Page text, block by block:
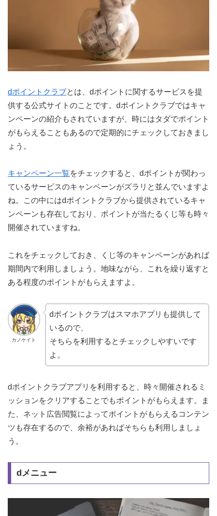
dポイントクラブとは、dポイントに関するサービスを提
供する公式サイトのことです。dポイントクラブではキャ
ンペーンの紹介もされていますが、時にはタダでポイント
がもらえることもあるので定期的にチェックしておきまし
ょう。
キャンペーン一覧をチェックすると、dポイントが関わっ
ているサービスのキャンペーンがズラリと並んでいますよ
ね。この中にはdポイントクラブから提供されているキャ
ンペーンも存在しており、ポイントが当たるくじ等も時々
開催されていますね。
これをチェックしておき、くじ等のキャンペーンがあれば
期間内で利用しましょう。地味ながら、これを繰り返すと
ある程度のポイントがもらえますよ。
カノケイト
dポイントクラブはスマホアプリも提供して
いるので、
そちらを利用するとチェックしやすいです
よ。
dポイントクラブアプリを利用すると、時々開催されるミ
ッションをクリアすることでもポイントがもらえます。ま
た、ネット広告閲覧によってポイントがもらえるコンテン
ツも存在するので、余裕があればそちらも利用しましょ
う。
dメニュー